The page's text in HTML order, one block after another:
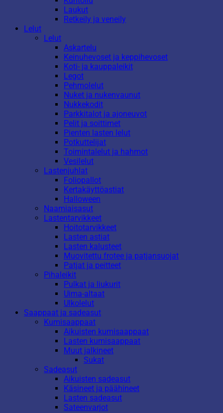
Laukut
Retkeily ja veneily
Lelut
Lelut
Askartelu
Keinuhevoset ja keppihevoset
Koti- ja kauppaleikit
Legot
Pehmolelut
Nuket ja nukenvaunut
Nukkekodit
Parkkitalot ja ajoneuvot
Pelit ja soittimet
Pienten lasten lelut
Potkuttelijat
Toimintalelut ja hahmot
Vesilelut
Lastenjuhlat
Foliopallot
Kertakäyttöastiat
Halloween
Naamiaisasut
Lastentarvikkeet
Hoitotarvikkeet
Lasten astiat
Lasten kalusteet
Muovitettu frotee ja patjansuojat
Patjat ja peitteet
Pihaleikit
Pulkat ja liukurit
Uima-altaat
Ulkolelut
Saappaat ja sadeasut
Kumisaappaat
Aikuisten kumisaappaat
Lasten kumisaappaat
Muut jalkineet
Sukat
Sadeasut
Aikuisten sadeasut
Käsineet ja päähineet
Lasten sadeasut
Sateenvarjot